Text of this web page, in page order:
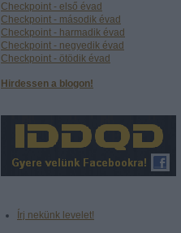
Checkpoint - első évad
Checkpoint - második évad
Checkpoint - harmadik évad
Checkpoint - negyedik évad
Checkpoint - ötödik évad
Hirdessen a blogon!
Írj nekünk levelet!